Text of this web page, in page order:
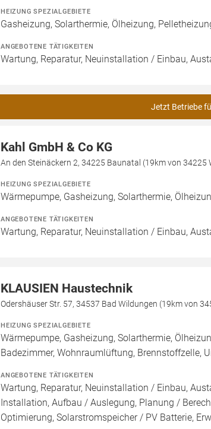
HEIZUNG SPEZIALGEBIETE
Gasheizung, Solarthermie, Ölheizung,
ANGEBOTENE TÄTIGKEITEN
Wartung, Reparatur, Neuinstallation / Einbau,
Jetzt Betriebe
Kahl GmbH & Co KG
An den Steinäckern 2, 34225 Baunatal (19km von 34225
HEIZUNG SPEZIALGEBIETE
Wärmepumpe, Gasheizung, Solarthermie,
ANGEBOTENE TÄTIGKEITEN
Wartung, Reparatur, Neuinstallation / Einbau,
KLAUSIEN Haustechnik
Odershäuser Str. 57, 34537 Bad Wildungen (19km von
HEIZUNG SPEZIALGEBIETE
Wärmepumpe, Gasheizung, Solarthermie,
Badezimmer, Wohnraumlüftung, Brennstoffzelle,
ANGEBOTENE TÄTIGKEITEN
Wartung, Reparatur, Neuinstallation / Einbau,
Installation, Aufbau / Auslegung, Planung /
Optimierung, Solarstromspeicher / PV Batterie,